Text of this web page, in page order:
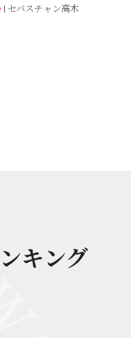
セバスチャン高木
キング